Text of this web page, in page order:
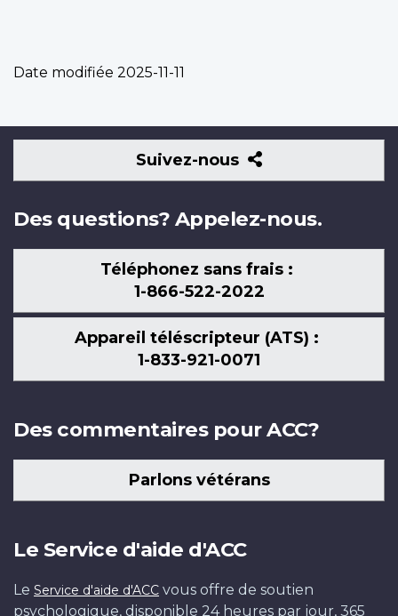
Date modifiée 2025-11-11
Suivez-nous
Suivez-
nous
Des questions? Appelez-nous.
Téléphonez sans frais :
1-866-522-2022
Appareil téléscripteur (ATS) :
1-833-921-0071
Des commentaires pour ACC?
Parlons vétérans
Le Service d'aide d'ACC
Le Service d'aide d'ACC vous offre de soutien
psychologique, disponible 24 heures par jour, 365